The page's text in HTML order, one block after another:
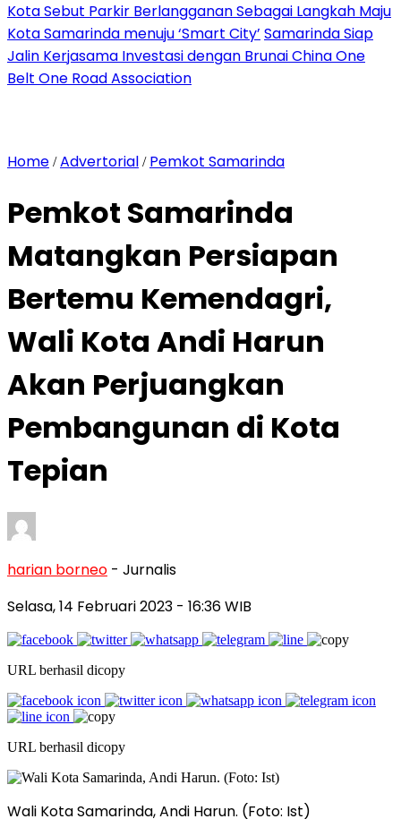
Kota Sebut Parkir Berlangganan Sebagai Langkah Maju
Kota Samarinda menuju ‘Smart City’ Samarinda Siap
Jalin Kerjasama Investasi dengan Brunai China One
Belt One Road Association
Home /Advertorial / Pemkot Samarinda
Pemkot Samarinda
Matangkan Persiapan
Bertemu Kemendagri,
Wali Kota Andi Harun
Akan Perjuangkan
Pembangunan di Kota
Tepian
harian borneo - Jurnalis
Selasa, 14 Februari 2023 - 16:36 WIB
URL berhasil dicopy
URL berhasil dicopy
Wali Kota Samarinda, Andi Harun. (Foto: Ist)